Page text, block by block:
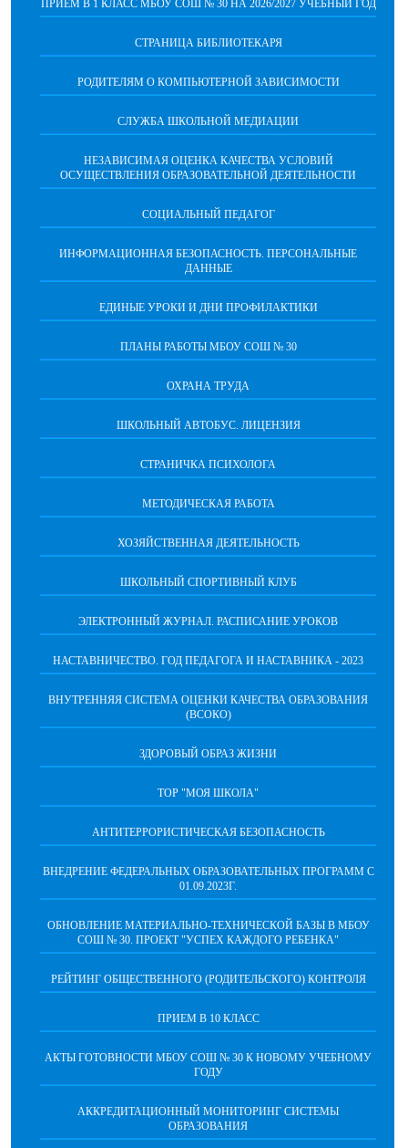
ПРИЕМ В 1 КЛАСС МБОУ СОШ № 30 НА 2026/2027 УЧЕБНЫЙ ГОД
СТРАНИЦА БИБЛИОТЕКАРЯ
РОДИТЕЛЯМ О КОМПЬЮТЕРНОЙ ЗАВИСИМОСТИ
СЛУЖБА ШКОЛЬНОЙ МЕДИАЦИИ
НЕЗАВИСИМАЯ ОЦЕНКА КАЧЕСТВА УСЛОВИЙ
ОСУЩЕСТВЛЕНИЯ ОБРАЗОВАТЕЛЬНОЙ ДЕЯТЕЛЬНОСТИ
СОЦИАЛЬНЫЙ ПЕДАГОГ
ИНФОРМАЦИОННАЯ БЕЗОПАСНОСТЬ. ПЕРСОНАЛЬНЫЕ
ДАННЫЕ
ЕДИНЫЕ УРОКИ И ДНИ ПРОФИЛАКТИКИ
ПЛАНЫ РАБОТЫ МБОУ СОШ № 30
ОХРАНА ТРУДА
ШКОЛЬНЫЙ АВТОБУС. ЛИЦЕНЗИЯ
СТРАНИЧКА ПСИХОЛОГА
МЕТОДИЧЕСКАЯ РАБОТА
ХОЗЯЙСТВЕННАЯ ДЕЯТЕЛЬНОСТЬ
ШКОЛЬНЫЙ СПОРТИВНЫЙ КЛУБ
ЭЛЕКТРОННЫЙ ЖУРНАЛ. РАСПИСАНИЕ УРОКОВ
НАСТАВНИЧЕСТВО. ГОД ПЕДАГОГА И НАСТАВНИКА - 2023
ВНУТРЕННЯЯ СИСТЕМА ОЦЕНКИ КАЧЕСТВА ОБРАЗОВАНИЯ
(ВСОКО)
ЗДОРОВЫЙ ОБРАЗ ЖИЗНИ
ТОР "МОЯ ШКОЛА"
АНТИТЕРРОРИСТИЧЕСКАЯ БЕЗОПАСНОСТЬ
ВНЕДРЕНИЕ ФЕДЕРАЛЬНЫХ ОБРАЗОВАТЕЛЬНЫХ ПРОГРАММ С
01.09.2023Г.
ОБНОВЛЕНИЕ МАТЕРИАЛЬНО-ТЕХНИЧЕСКОЙ БАЗЫ В МБОУ
СОШ № 30. ПРОЕКТ "УСПЕХ КАЖДОГО РЕБЕНКА"
РЕЙТИНГ ОБЩЕСТВЕННОГО (РОДИТЕЛЬСКОГО) КОНТРОЛЯ
ПРИЕМ В 10 КЛАСС
АКТЫ ГОТОВНОСТИ МБОУ СОШ № 30 К НОВОМУ УЧЕБНОМУ
ГОДУ
АККРЕДИТАЦИОННЫЙ МОНИТОРИНГ СИСТЕМЫ
ОБРАЗОВАНИЯ